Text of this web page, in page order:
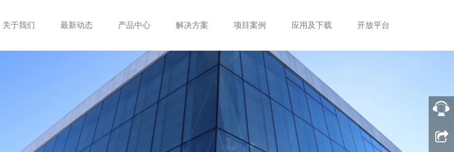
关于我们 最新动态 产品中心 解决方案 项目案例 应用及下载 开放平台